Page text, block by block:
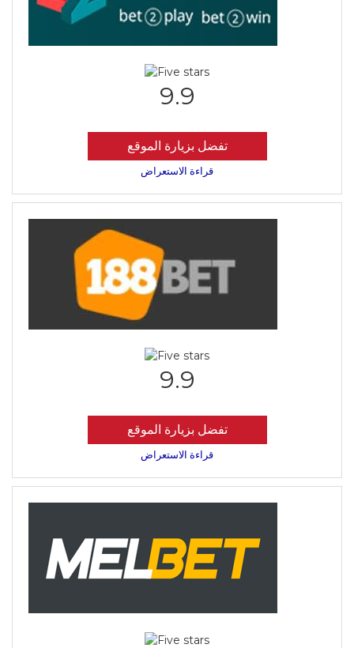
9.9
تفضل بزيارة الموقع
قراءة الاستعراض
9.9
تفضل بزيارة الموقع
قراءة الاستعراض